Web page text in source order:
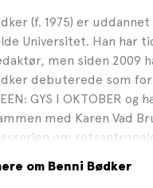
(f. 1975) er
Universitet. Han har
men siden 2009
debuterede som
GYS I OKTOBER og
med Karen Vad
om
modtaget
om Benni Bødker